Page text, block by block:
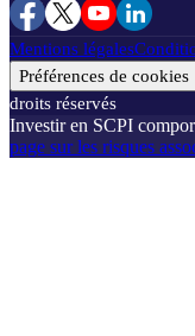
Mentions légales
Préférences de cookies
droits réservés
Investir en SCPI
page sur les risques